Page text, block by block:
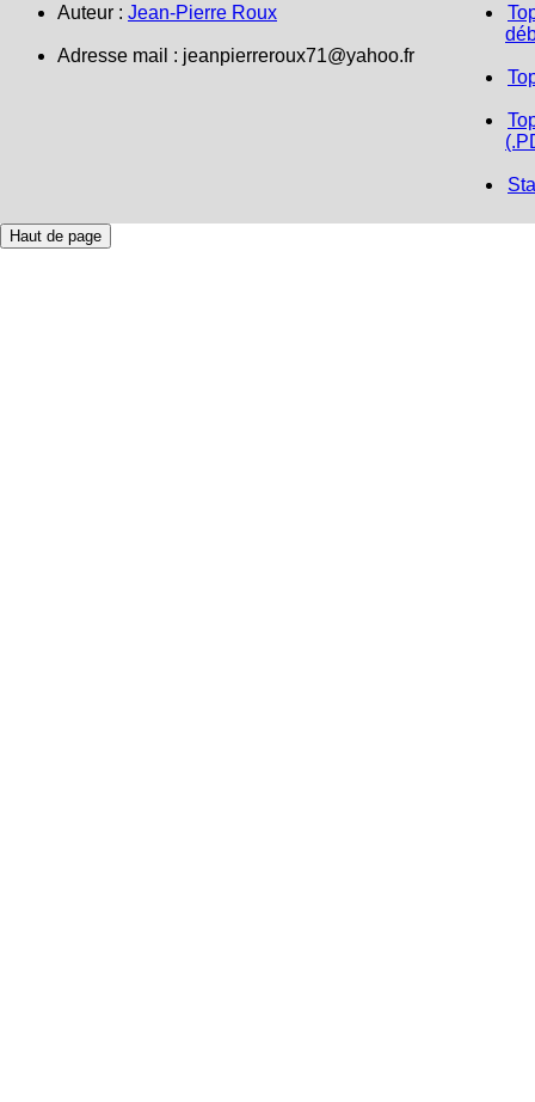
Auteur : Jean-Pierre Roux
Adresse mail : jeanpierreroux71@yahoo.fr
Haut de page